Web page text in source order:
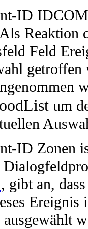
ID
Reaktion
Feld
um
ID Zonen
, gibt an,
Ereignis